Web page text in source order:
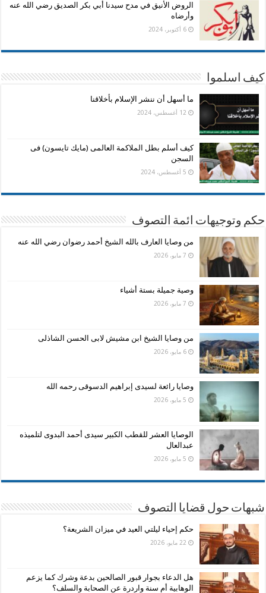
الروض الأنيق في مدح سيدنا أبي بكر الصديق رضي الله عنه
وأرضاه
6 أكتوبر، 2024
كيف اسلموا
ما أسهل أن ننشر الإسلام بأخلاقنا
12 أغسطس، 2024
كيف أسلم بطل الملاكمة العالمى (مايك تايسون) فى
السجن
5 أغسطس، 2024
حكم وتوجيهات ائمة التصوف
من وصايا العارف بالله الشيخ أحمد رضوان رضي الله عنه
7 مايو، 2026
وصية جميلة بستة أشياء
7 مايو، 2026
من وصايا الشيخ ابن مشيش لابى الحسن الشاذلى
6 مايو، 2026
وصايا رائعة لسيدى إبراهيم الدسوقى رحمه الله
5 مايو، 2026
الوصايا العشر للقطب الكبير سيدى أحمد البدوى لتلميذه
عبدالعال
5 مايو، 2026
شبهات حول قضايا التصوف
حكم إحياء ليلتي العيد في ميزان الشريعة؟
22 مايو، 2026
هل الدعاء بجوار قبور الصالحين بدعة وشرك كما يزعم
الوهابية أم سنة واردرة عن الصحابة والسلف؟